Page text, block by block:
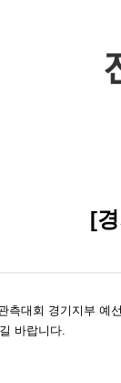
[
측대회 경기지부 예
바랍니다.